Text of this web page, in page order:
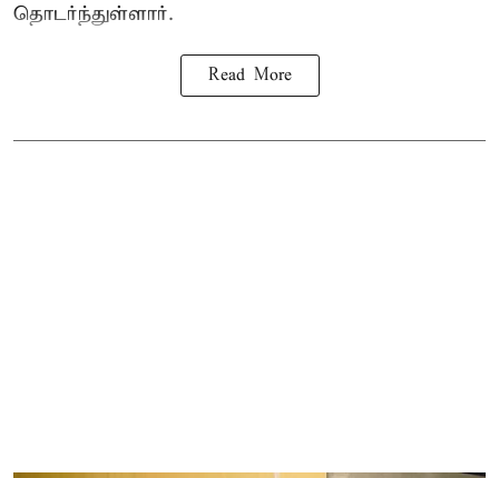
தொடர்ந்துள்ளார்.
Read More